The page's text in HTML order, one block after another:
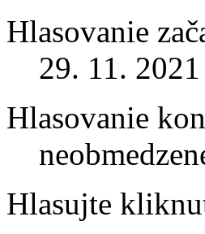
Hlasovanie
29. 11. 2021
Hlasovanie
Hlasujte